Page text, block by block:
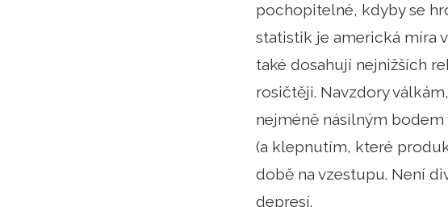
pochopitelné, kdyby se
statistik je americká míra
také dosahují nejnižších
rosičtěji. Navzdory
nejméně násilným
(a klepnutím, které
době na vzestupu. Není
depresí.